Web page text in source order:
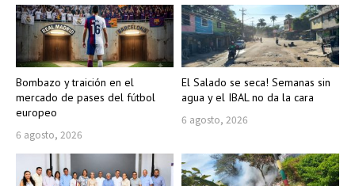
Bombazo y traición en el
mercado de pases del fútbol
europeo
6 agosto, 2026
El Salado se seca! Semanas sin
agua y el IBAL no da la cara
6 agosto, 2026